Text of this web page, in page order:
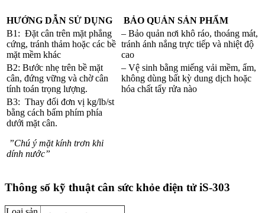
HƯỚNG DẪN SỬ DỤNG
BẢO QUẢN SẢN PHẨM
B1: Đặt cân trên mặt phẳng
cứng, tránh thảm hoặc các bề
mặt mềm khác
– Bảo quản nơi khô ráo, thoáng mát,
tránh ánh nắng trực tiếp và nhiệt độ
cao
B2: Bước nhẹ trên bề mặt
cân, đứng vững và chờ cân
tính toán trọng lượng.
– Vệ sinh bằng miếng vải mềm, ẩm,
không dùng bất kỳ dung dịch hoặc
hóa chất tẩy rửa nào
B3: Thay đổi đơn vị kg/lb/st
bằng cách bấm phím phía
dưới mặt cân.
”Chú ý mặt kính trơn khi
dính nước”
Thông số kỹ thuật cân sức khỏe điện tử iS-303